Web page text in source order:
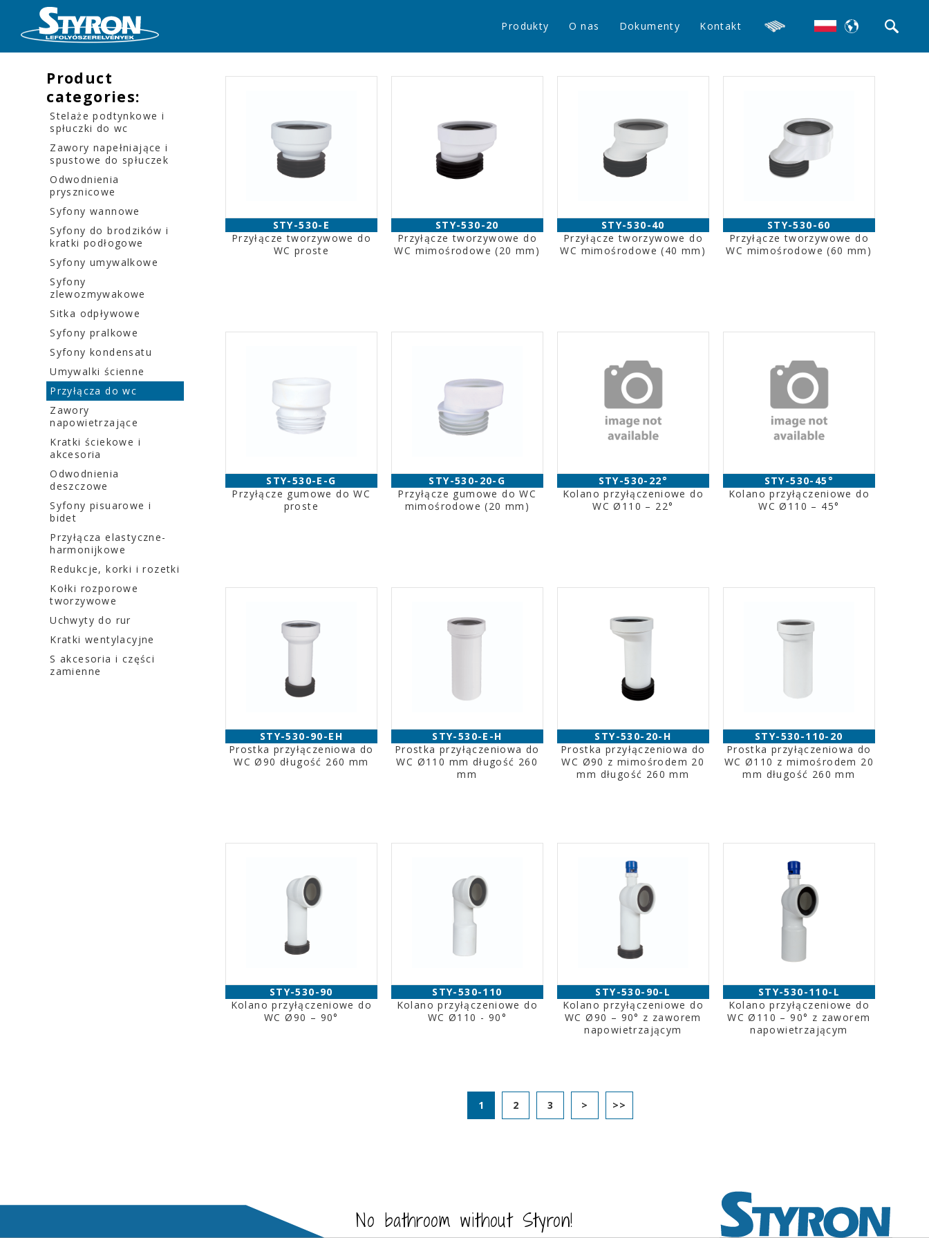
Produkty O nas Dokumenty Kontakt
Product
categories:
Stelaże podtynkowe i
spłuczki do wc
Zawory napełniające i
spustowe do spłuczek
Odwodnienia
prysznicowe
Syfony wannowe
Syfony do brodzików i
kratki podłogowe
Syfony umywalkowe
Syfony
zlewozmywakowe
Sitka odpływowe
Syfony pralkowe
Syfony kondensatu
Umywalki ścienne
Przyłącza do wc
Zawory
napowietrzające
Kratki ściekowe i
akcesoria
Odwodnienia
deszczowe
Syfony pisuarowe i
bidet
Przyłącza elastyczne-
harmonijkowe
Redukcje, korki i rozetki
Kołki rozporowe
tworzywowe
Uchwyty do rur
Kratki wentylacyjne
S akcesoria i części
zamienne
STY-530-E
Przyłącze tworzywowe do
WC proste
STY-530-20
Przyłącze tworzywowe do
WC mimośrodowe (20 mm)
STY-530-40
Przyłącze tworzywowe do
WC mimośrodowe (40 mm)
STY-530-60
Przyłącze tworzywowe do
WC mimośrodowe (60 mm)
STY-530-E-G
Przyłącze gumowe do WC
proste
STY-530-20-G
Przyłącze gumowe do WC
mimośrodowe (20 mm)
STY-530-22°
Kolano przyłączeniowe do
WC Ø110 – 22°
STY-530-45°
Kolano przyłączeniowe do
WC Ø110 – 45°
STY-530-90-EH
Prostka przyłączeniowa do
WC Ø90 długość 260 mm
STY-530-E-H
Prostka przyłączeniowa do
WC Ø110 mm długość 260
mm
STY-530-20-H
Prostka przyłączeniowa do
WC Ø90 z mimośrodem 20
mm długość 260 mm
STY-530-110-20
Prostka przyłączeniowa do
WC Ø110 z mimośrodem 20
mm długość 260 mm
STY-530-90
Kolano przyłączeniowe do
WC Ø90 – 90°
STY-530-110
Kolano przyłączeniowe do
WC Ø110 - 90°
STY-530-90-L
Kolano przyłączeniowe do
WC Ø90 – 90° z zaworem
napowietrzającym
STY-530-110-L
Kolano przyłączeniowe do
WC Ø110 – 90° z zaworem
napowietrzającym
1 2 3 > >>
No bathroom without Styron!